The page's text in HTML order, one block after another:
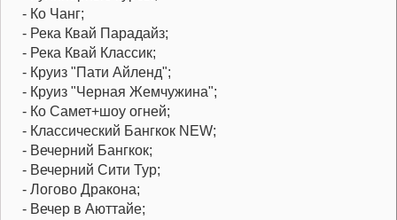
- Ко Чанг;
- Река Квай Парадайз;
- Река Квай Классик;
- Круиз "Пати Айленд";
- Круиз "Черная Жемчужина";
- Ко Самет+шоу огней;
- Классический Бангкок NEW;
- Вечерний Бангкок;
- Вечерний Сити Тур;
- Логово Дракона;
- Вечер в Аюттайе;